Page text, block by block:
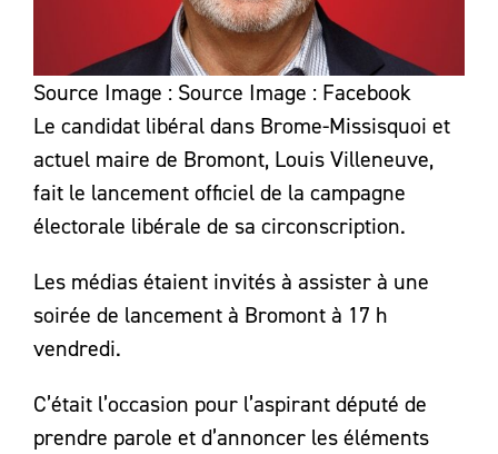
Source Image : Source Image : Facebook
Le candidat libéral dans Brome-Missisquoi et
actuel maire de Bromont, Louis Villeneuve,
fait le lancement officiel de la campagne
électorale libérale de sa circonscription.
Les médias étaient invités à assister à une
soirée de lancement à Bromont à 17 h
vendredi.
C’était l’occasion pour l’aspirant député de
prendre parole et d’annoncer les éléments